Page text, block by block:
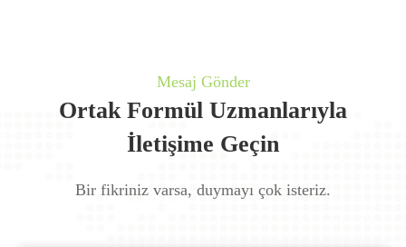
Mesaj Gönder
Ortak Formül Uzmanlarıyla
İletişime Geçin
Bir fikriniz varsa, duymayı çok isteriz.